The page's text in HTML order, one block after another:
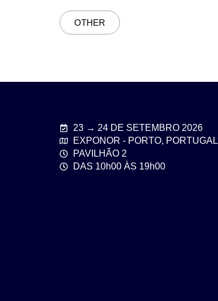
OTHER
23 → 24 DE SETEMBRO 2026
EXPONOR - PORTO, PORTUGAL
PAVILHÃO 2
DAS 10h00 ÀS 19h00